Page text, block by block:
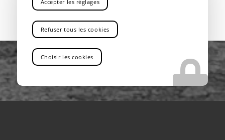
Accepter les réglages
Refuser tous les cookies
Choisir les cookies